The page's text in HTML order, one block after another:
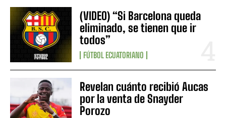
(VIDEO) “Si Barcelona queda
eliminado, se tienen que ir
todos”
FÚTBOL ECUATORIANO
Revelan cuánto recibió Aucas
por la venta de Snayder
Porozo